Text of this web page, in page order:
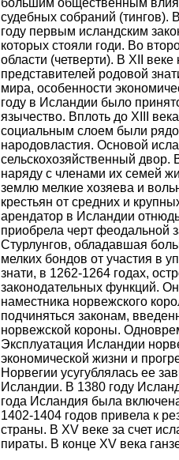
большим общественным
судебных собраний (тингов).
году первым исландским
которых стояли годи. Во
области (четверти). В XII
представителей родовой
мира, особенности
году в Исландии было
язычество. Вплоть до XIII
социальным слоем были
народовластия. Основой
сельскохозяйственный
наряду с членами их семей
землю мелкие хозяева и
крестьян от средних и
арендатор в Исландии
приобрела черт феодальной
Стурлунгов, обладавшая
мелких бондов от участия в
знати, в 1262-1264 годах,
законодательных функций.
наместника норвежского
подчиняться законам,
норвежской короны.
Эксплуатация Исландии
экономической жизни и
Норвегии усугублялась ее
Исландии. В 1380 году
года Исландия была
1402-1404 годов привела к
страны. В XV веке за счет
пираты. В конце XV века